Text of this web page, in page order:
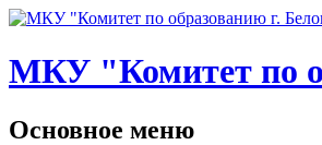
МКУ "Комитет по
Основное меню